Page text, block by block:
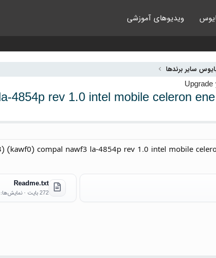
ویدیوهای آموزشی
سایر برندها
compal nawf3 la-4854p rev 1.0 intel mobile
(kawf0) compal nawf3 la-4854p rev 1.0 intel mobile
Readme.txt
272 بایت · نمایش‌ها: 1